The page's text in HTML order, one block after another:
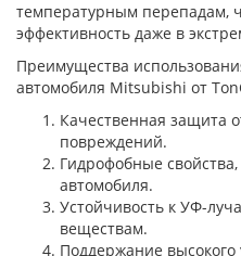
температурным перепадам,
эффективность даже в
Преимущества
автомобиля Mitsubishi от
Качественная защита
повреждений.
Гидрофобные
автомобиля.
Устойчивость к УФ-
веществам.
Поддержание высокого